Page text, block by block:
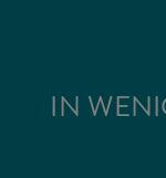
IN